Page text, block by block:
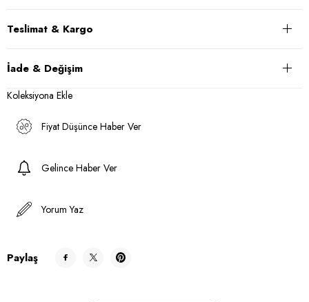
Teslimat & Kargo
İade & Değişim
Koleksiyona Ekle
Fiyat Düşünce Haber Ver
Gelince Haber Ver
Yorum Yaz
Paylaş